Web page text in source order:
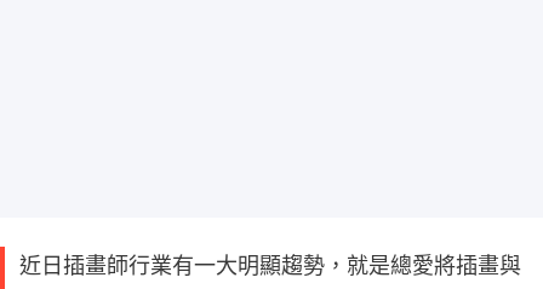
近日插畫師行業有一大明顯趨勢，就是總愛將插畫與